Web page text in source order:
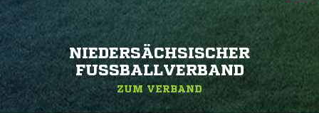
NIEDERSÄCHSISCHER
FUSSBALLVERBAND
ZUM VERBAND